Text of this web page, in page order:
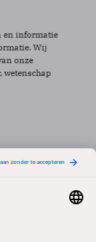
en informatie
Wij
onze
wetenschap